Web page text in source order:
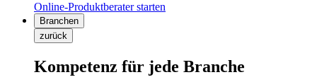
Online-Produktberater starten
Branchen
zurück
Kompetenz für jede Branche